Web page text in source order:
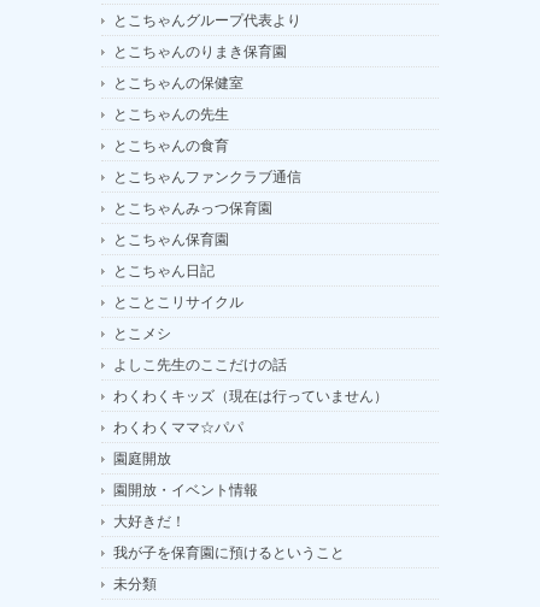
とこちゃんグループ代表より
とこちゃんのりまき保育園
とこちゃんの保健室
とこちゃんの先生
とこちゃんの食育
とこちゃんファンクラブ通信
とこちゃんみっつ保育園
とこちゃん保育園
とこちゃん日記
とことこリサイクル
とこメシ
よしこ先生のここだけの話
わくわくキッズ（現在は行っていません）
わくわくママ☆パパ
園庭開放
園開放・イベント情報
大好きだ！
我が子を保育園に預けるということ
未分類